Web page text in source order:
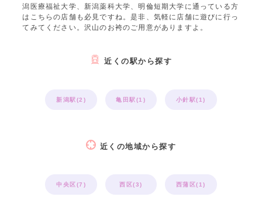
潟医療福祉大学、新潟薬科大学、明倫短期大学に通っている方
はこちらの店舗も必見ですね。是非、気軽に店舗に遊びに行っ
てみてください。沢山のお袴のご用意がありますよ。
近くの駅から探す
新潟駅(2) 亀田駅(1) 小針駅(1)
近くの地域から探す
中央区(7) 西区(3) 西蒲区(1)